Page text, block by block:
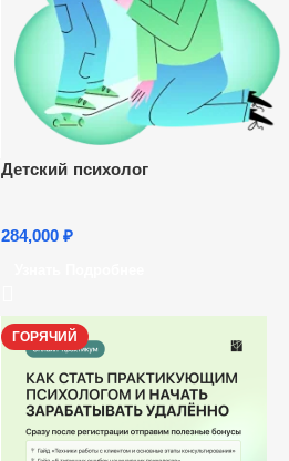
Детский психолог
284,000₽
ГОРЯЧИЙ